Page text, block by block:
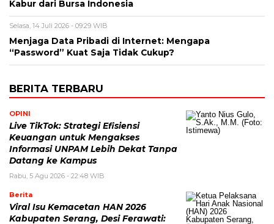
Kabur dari Bursa Indonesia
Selasa, 14 Juli 2026 - 09:29 WIB
Menjaga Data Pribadi di Internet: Mengapa
“Password” Kuat Saja Tidak Cukup?
BERITA TERBARU
OPINI
Live TikTok: Strategi Efisiensi
Keuangan untuk Mengakses
Informasi UNPAM Lebih Dekat Tanpa
Datang ke Kampus
Rabu, 5 Agu 2026 - 22:48 WIB
Berita
Viral Isu Kemacetan HAN 2026
Kabupaten Serang, Desi Ferawati: